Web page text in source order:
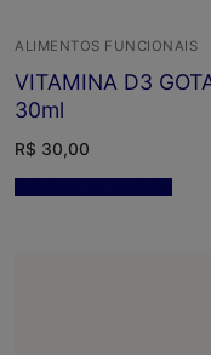
ALIMENTOS FUNCIONAIS
VITAMINA D3
30ml
R$ 30,00